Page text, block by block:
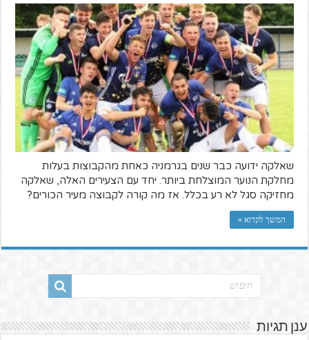
שאלקה ידועה כבר שנים בגרמניה כאחת מהקבוצות בעלות
מחלקת הנוער המוצלחת ביותר. יחד עם הצעירים האלה, שאלקה
מחזיקה סגל לא רע בכלל. אז מה קורה לקבוצה מעיר הכורים?
המשך לקרוא »
ענן תגיות